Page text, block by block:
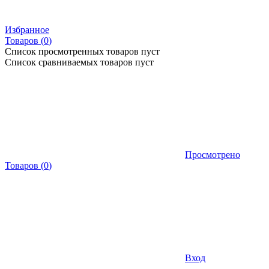
Избранное
Товаров (0)
Список просмотренных товаров пуст
Список сравниваемых товаров пуст
Просмотрено
Товаров (0)
Вход